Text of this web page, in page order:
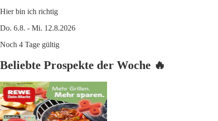
Hier bin ich richtig
Do. 6.8. - Mi. 12.8.2026
Noch 4 Tage gültig
Beliebte Prospekte der Woche 🔥